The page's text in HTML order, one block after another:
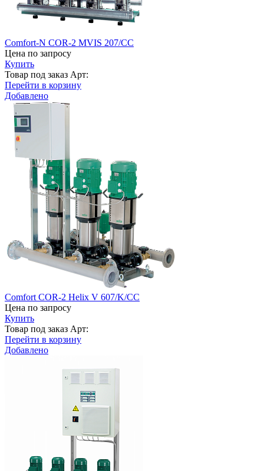
Comfort-N COR-2 MVIS 207/CC
Цена по запросу
Купить
Товар под заказ Арт:
Перейти в корзину
Добавлено
Comfort COR-2 Helix V 607/K/CC
Цена по запросу
Купить
Товар под заказ Арт:
Перейти в корзину
Добавлено